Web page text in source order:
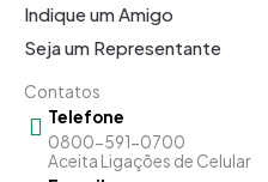
Indique um Amigo
Seja um Representante
Contatos
Telefone
0800-591-0700
Aceita Ligações de Celular